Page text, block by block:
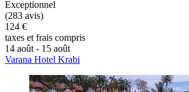
Exceptionnel
(283 avis)
124 €
taxes et frais compris
14 août - 15 août
Varana Hotel Krabi